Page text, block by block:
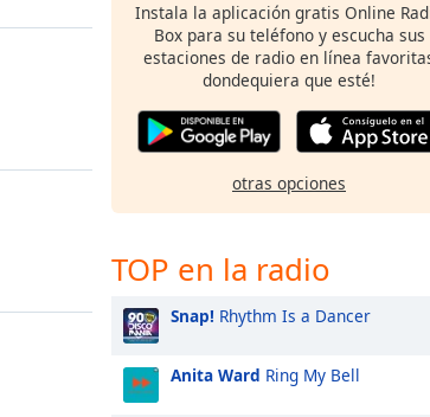
Instala la aplicación gratis Online
Box para su teléfono y escucha sus
estaciones de radio en línea
dondequiera que esté!
otras opciones
TOP en la radio
Snap! Rhythm Is a Dancer
Anita Ward Ring My Bell